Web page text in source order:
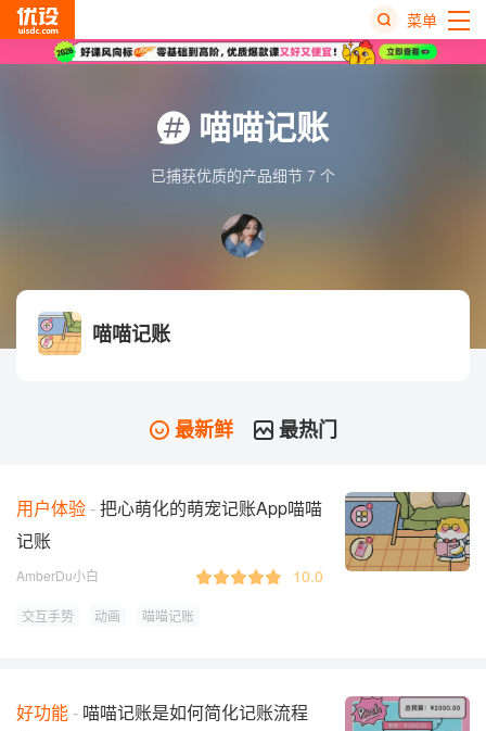
菜单
喵喵记账
已捕获优质的产品细节 7 个
喵喵记账
最新鲜 最热门
用户体验 把心萌化的萌宠记账App喵喵
记账
AmberDu小白 10.0
交互手势 动画 喵喵记账
好功能
喵喵记账是如何简化记账流程